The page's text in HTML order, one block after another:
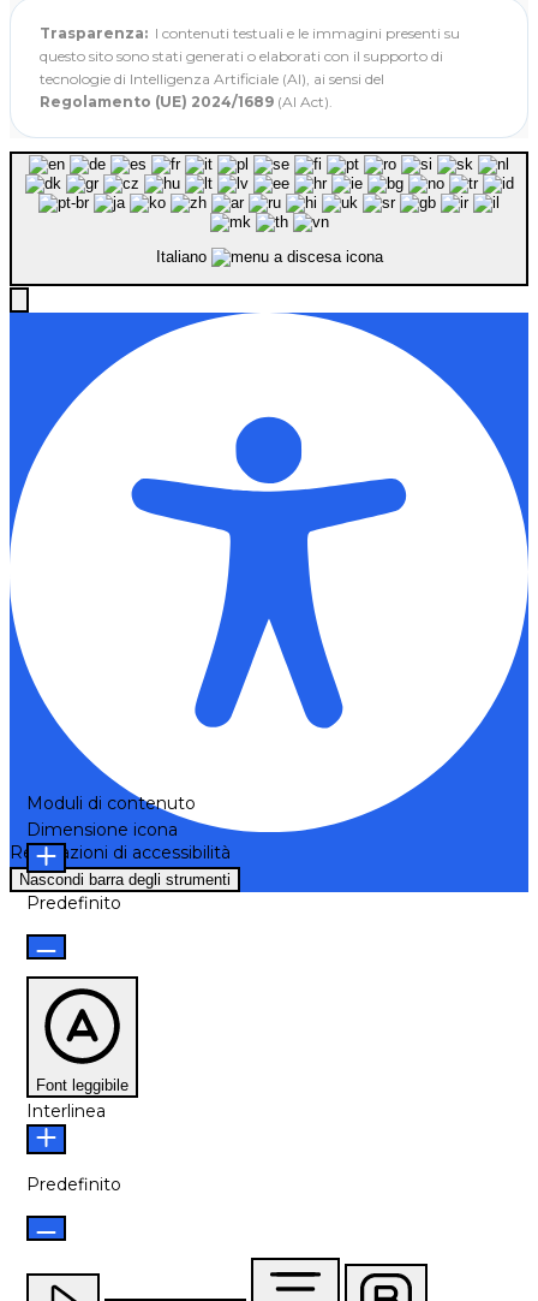
Trasparenza: I contenuti testuali e le immagini presenti su
questo sito sono stati generati o elaborati con il supporto di
tecnologie di Intelligenza Artificiale (AI), ai sensi del
Regolamento (UE) 2024/1689 (AI Act).
Italiano
Regolazioni di accessibilità
Nascondi barra degli strumenti
Moduli di contenuto
Dimensione icona
Predefinito
Font leggibile
Interlinea
Predefinito